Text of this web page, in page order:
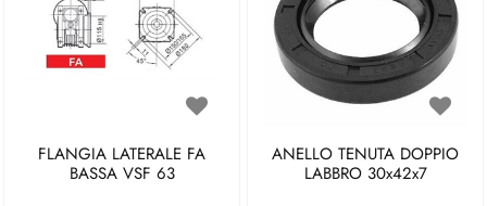
FLANGIA LATERALE FA
BASSA VSF 63
ANELLO TENUTA DOPPIO
LABBRO 30x42x7